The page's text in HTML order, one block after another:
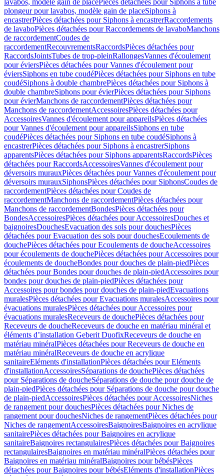
lavabos, modèle gain de placePièces détachées pour Siphons à tube
plongeur pour lavabos, modèle gain de placeSiphons à
encastrerPièces détachées pour Siphons à encastrerRaccordements
de lavaboPièces détachées pour Raccordements de lavaboManchons
de raccordementCoudes de
raccordementRecouvrementsRaccordsPièces détachées pour
RaccordsJointsTubes de trop-pleinRallongesVannes d'écoulement
pour éviersPièces détachées pour Vannes d'écoulement pour
éviersSiphons en tube coudéPièces détachées pour Siphons en tube
coudéSiphons à double chambrePièces détachées pour Siphons à
double chambreSiphons pour évierPièces détachées pour Siphons
pour évierManchons de raccordementPièces détachées pour
Manchons de raccordementAccessoiresPièces détachées pour
AccessoiresVannes d'écoulement pour appareilsPièces détachées
pour Vannes d'écoulement pour appareilsSiphons en tube
coudéPièces détachées pour Siphons en tube coudéSiphons à
encastrerPièces détachées pour Siphons à encastrerSiphons
apparentsPièces détachées pour Siphons apparentsRaccordsPièces
détachées pour RaccordsAccessoiresVannes d'écoulement pour
déversoirs murauxPièces détachées pour Vannes d'écoulement pour
déversoirs murauxSiphonsPièces détachées pour SiphonsCoudes de
raccordementPièces détachées pour Coudes de
raccordementManchons de raccordementPièces détachées pour
Manchons de raccordementBondesPièces détachées pour
BondesAccessoiresPièces détachées pour AccessoiresDouches et
baignoiresDouchesEvacuation des sols pour douchesPièces
détachées pour Evacuation des sols pour douchesEcoulements de
douchePièces détachées pour Ecoulements de doucheAccessoires
pour écoulements de douchePièces détachées pour Accessoires pour
écoulements de doucheBondes pour douches de plain-piedPièces
détachées pour Bondes pour douches de plain-piedAccessoires pour
bondes pour douches de plain-piedPièces détachées pour
Accessoires pour bondes pour douches de plain-piedEvacuations
muralesPièces détachées pour Evacuations muralesAccessoires pour
évacuations muralesPièces détachées pour Accessoires pour
évacuations muralesReceveurs de douchePièces détachées pour
Receveurs de doucheReceveurs de douche en matériau minéral et
éléments d’installation Geberit DuofixReceveurs de douche en
matériau minéralPièces détachées pour Receveurs de douche en
matériau minéralReceveurs de douche en acrylique
sanitaireEléments d'installationPièces détachées pour Eléments
d'installationAccessoiresSéparations de douchePièces détachées
pour Séparations de doucheSéparations de douche pour douche de
plain-piedPièces détachées pour Séparations de douche pour douche
de plain-piedAccessoiresPièces détachées pour AccessoiresNiches
de rangement pour douchesPièces détachées pour Niches de
rangement pour douchesNiches de rangementPièces détachées pour
Niches de rangementAccessoiresBaignoiresBaignoires en acrylique
sanitairePièces détachées pour Baignoires en acrylique
sanitaireBaignoires rectangulairesPièces détachées pour Baignoires
rectangulairesBaignoires en matériau minéralPièces détachées pour
Baignoires en matériau minéralBaignoires pour bébésPièces
détachées pour Baignoires pour bébésEléments d'installationPièces